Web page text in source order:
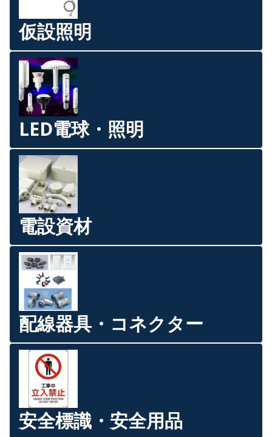
仮設照明
LED電球・照明
電設資材
配線器具・コネクター
安全標識・安全用品